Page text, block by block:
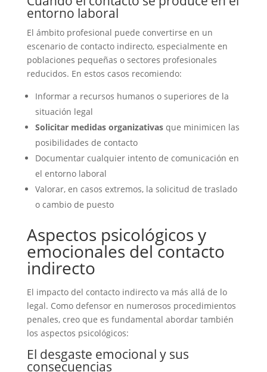
entorno laboral
El ámbito profesional puede convertirse en un
escenario de contacto indirecto, especialmente en
poblaciones pequeñas o sectores profesionales
reducidos. En estos casos recomiendo:
Informar a recursos humanos o superiores de la
situación legal
Solicitar medidas organizativasque minimicen las
posibilidades de contacto
Documentar cualquier intento de comunicación en
el entorno laboral
Valorar, en casos extremos, la solicitud de traslado
o cambio de puesto
Aspectos psicológicos y
emocionales del contacto
indirecto
El impacto del contacto indirecto va más allá de lo
legal. Como defensor en numerosos procedimientos
penales, creo que es fundamental abordar también
los aspectos psicológicos:
El desgaste emocional y sus
consecuencias